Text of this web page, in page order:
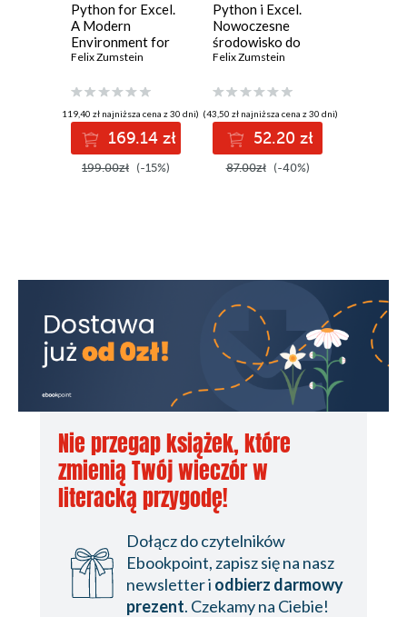
Python for Excel.
A Modern
Environment for
Automation and
Edition
Felix Zumstein
(119,40 zł najniższa cena z 30 dni)
169.14 zł
199.00zł (-15%)
Python i Excel.
Nowoczesne
środowisko do
automatyzacji i
Felix Zumstein
(43,50 zł najniższa cena z 30 dni)
52.20 zł
87.00zł (-40%)
Nie przegap książek, które
zmienią Twój wieczór w
literacką przygodę!
Dołącz do czytelników
Ebookpoint, zapisz się na nasz
newsletter i odbierz darmowy
prezent. Czekamy na Ciebie!